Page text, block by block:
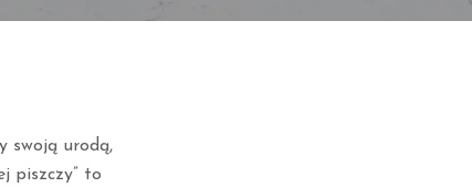
swoją urodą,
piszczy” to